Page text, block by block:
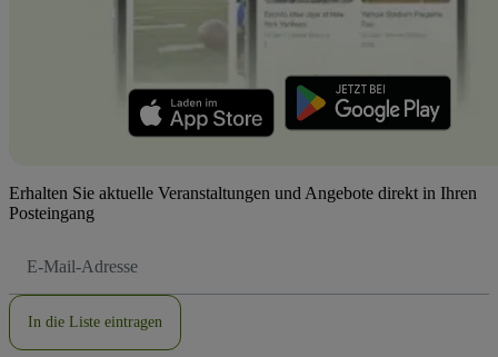
Erhalten Sie aktuelle Veranstaltungen und Angebote direkt in Ihren
Posteingang
Mail-
In die Liste eintragen